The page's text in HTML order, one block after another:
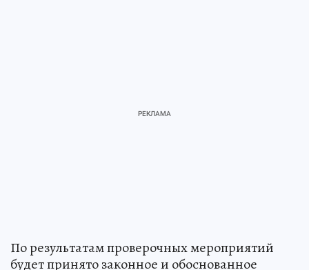
По результатам проверочных мероприятий
будет принято законное и обоснованное